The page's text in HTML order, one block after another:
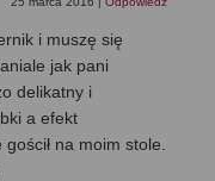
i muszę się
jak pani
delikatny i
a efekt
na moim stole.